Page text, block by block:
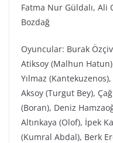
Fatma Nur Güldalı, Ali
Bozdağ
Oyuncular: Burak
Atiksoy (Malhun
Yılmaz
Aksoy (Turgut Bey),
(Boran), Deniz
Altınkaya (Olof), İpek
(Kumral Abdal), Berk